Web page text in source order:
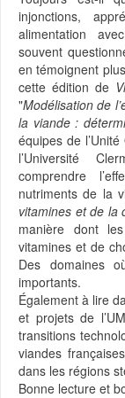
injonctions,
alimentation
souvent
en témoignent
cette édition de
"Modélisation de
la viande :
équipes de
l’Université
comprendre
nutriments de la
vitamines et de la
manière dont
vitamines et de
Des domaines
importants.
Également à lire
et projets de
transitions
viandes
dans les régions
Bonne lecture et